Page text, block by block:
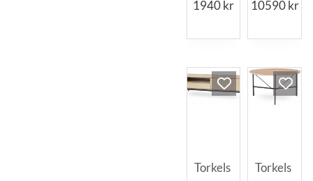
1940kr
10590kr
Torkels
Torkels